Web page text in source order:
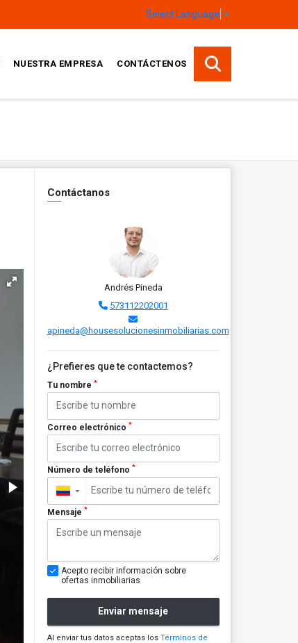
Select Language ▼
NUESTRA EMPRESA CONTÁCTENOS
Contáctanos
Andrés Pineda
573112202001
apineda@housesolucionesinmobiliarias.com
¿Prefieres que te contactemos?
Tu nombre *
Correo electrónico *
Número de teléfono *
▼
Mensaje *
Acepto recibir información sobre
ofertas inmobiliarias
Enviar mensaje
Al enviar tus datos aceptas los Términos de